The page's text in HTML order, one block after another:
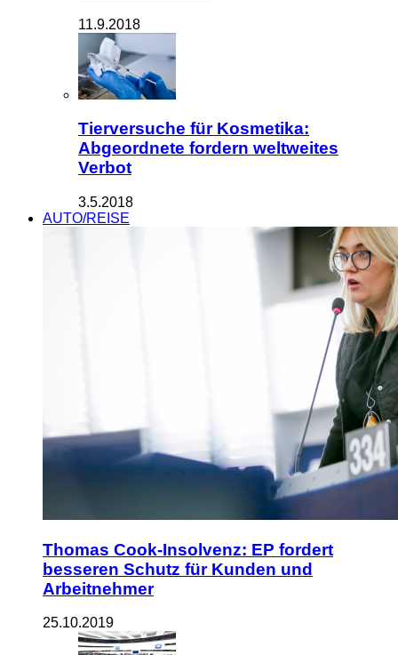
11.9.2018
Tierversuche für Kosmetika:
Abgeordnete fordern weltweites
Verbot
3.5.2018
AUTO/REISE
Thomas Cook-Insolvenz: EP fordert
besseren Schutz für Kunden und
Arbeitnehmer
25.10.2019